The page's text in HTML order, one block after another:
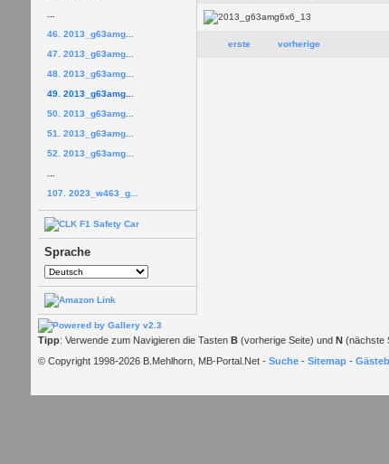
46. 2013_g63amg...
47. 2013_g63amg...
48. 2013_g63amg...
49. 2013_g63amg...
50. 2013_g63amg...
51. 2013_g63amg...
52. 2013_g63amg...
107. 2023_w463_g...
Sprache
erste vorherige
Tipp: Verwende zum Navigieren die Tasten B(vorherige Seite) und N(nächste
© Copyright 1998-2026 B.Mehlhorn, MB-Portal.Net - Suche- Sitemap-